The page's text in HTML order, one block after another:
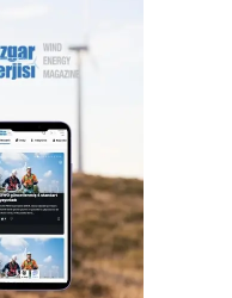
sektörlerin
ile büyümenin,
faydası ve gururu